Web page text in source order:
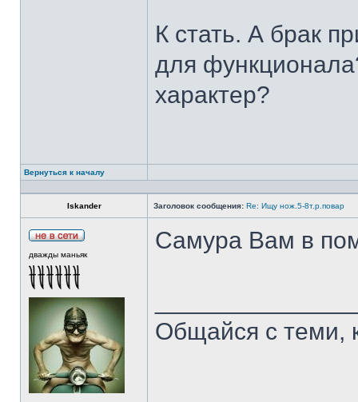
К стать. А брак
для
характер?
Вернуться к началу
Iskander Заголовок сообщения: Re: Ищу нож.5-8т.р.повар
дважды маньяк
Самура Вам в
Общайся с теми,